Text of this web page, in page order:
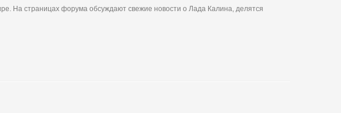
На страницах форума обсуждают свежие новости о Лада Калина, делятся